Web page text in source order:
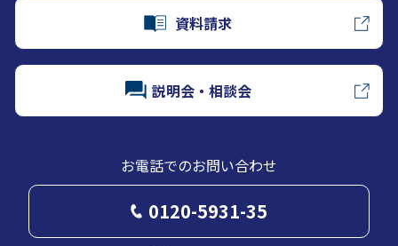
資料請求
説明会・相談会
お電話でのお問い合わせ
0120-5931-35